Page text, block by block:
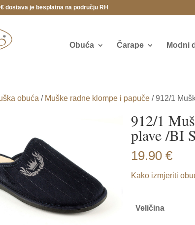
dostava je besplatna na području RH
Obuća Čarape Modni
obuća / Muške radne klompe i papuče / 912/1
912/1
plave /BI
19.90€
Kako izmjeriti
Veličina